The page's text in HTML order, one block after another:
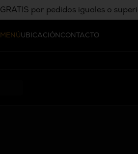
por pedidos iguales o
MENÚUBICACIÓNCONTACTO